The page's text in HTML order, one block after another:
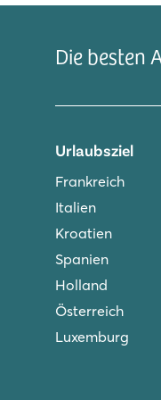
Besuchen Sie die
Die besten
Urlaubsziel
Frankreich
Italien
Kroatien
Spanien
Holland
Österreich
Luxemburg